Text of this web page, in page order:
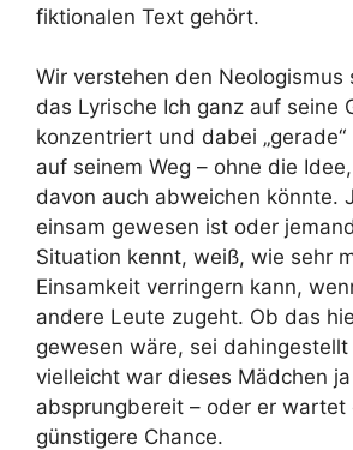
fiktionalen Text gehört.
Wir verstehen den Neologismus
das Lyrische Ich ganz auf seine
konzentriert und dabei
auf seinem Weg – ohne die
davon auch abweichen könnte.
einsam gewesen ist oder
Situation kennt, weiß, wie sehr
Einsamkeit verringern kann,
andere Leute zugeht. Ob das
gewesen wäre, sei dahingestellt
vielleicht war dieses Mädchen ja
absprungbereit – oder er wartet
günstigere Chance.